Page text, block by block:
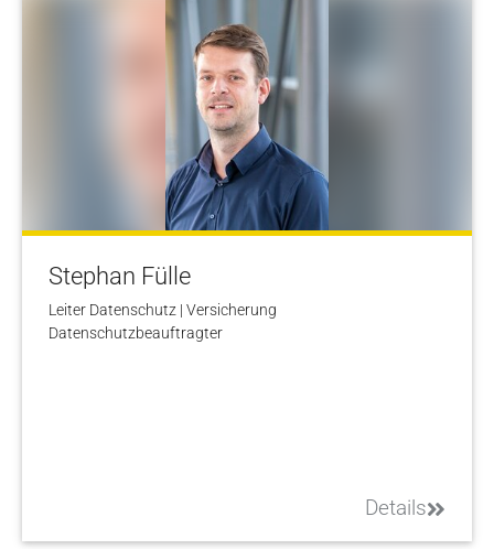
Stephan Fülle
Leiter Datenschutz | Versicherung
Datenschutzbeauftragter
Details